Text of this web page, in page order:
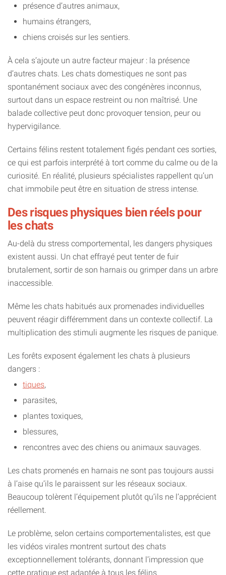
présence d’autres animaux,
humains étrangers,
chiens croisés sur les sentiers.
À cela s’ajoute un autre facteur majeur : la présence
d’autres chats. Les chats domestiques ne sont pas
spontanément sociaux avec des congénères inconnus,
surtout dans un espace restreint ou non maîtrisé. Une
balade collective peut donc provoquer tension, peur ou
hypervigilance.
Certains félins restent totalement figés pendant ces sorties,
ce qui est parfois interprété à tort comme du calme ou de la
curiosité. En réalité, plusieurs spécialistes rappellent qu’un
chat immobile peut être en situation de stress intense.
Des risques physiques bien réels pour
les chats
Au-delà du stress comportemental, les dangers physiques
existent aussi. Un chat effrayé peut tenter de fuir
brutalement, sortir de son harnais ou grimper dans un arbre
inaccessible.
Même les chats habitués aux promenades individuelles
peuvent réagir différemment dans un contexte collectif. La
multiplication des stimuli augmente les risques de panique.
Les forêts exposent également les chats à plusieurs
dangers :
tiques,
parasites,
plantes toxiques,
blessures,
rencontres avec des chiens ou animaux sauvages.
Les chats promenés en harnais ne sont pas toujours aussi
à l’aise qu’ils le paraissent sur les réseaux sociaux.
Beaucoup tolèrent l’équipement plutôt qu’ils ne l’apprécient
réellement.
Le problème, selon certains comportementalistes, est que
les vidéos virales montrent surtout des chats
exceptionnellement tolérants, donnant l’impression que
cette pratique est adaptée à tous les félins.